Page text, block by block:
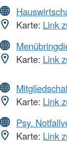
Karte: Link
Karte: Link
Karte: Link
Psy.
Karte: Link